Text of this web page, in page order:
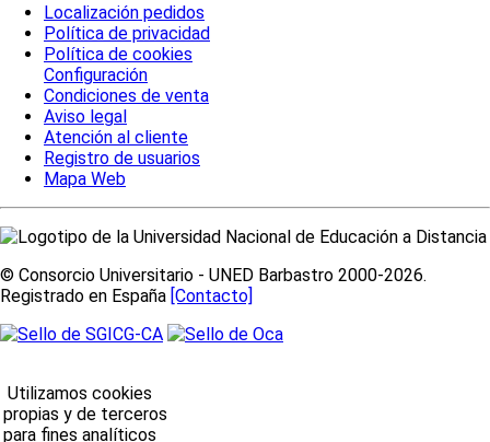
Localización pedidos
Política de privacidad
Política de cookies
Configuración
Condiciones de venta
Aviso legal
Atención al cliente
Registro de usuarios
Mapa Web
© Consorcio Universitario - UNED Barbastro 2000-2026.
Registrado en España [Contacto]
Utilizamos cookies
propias y de terceros
para fines analíticos